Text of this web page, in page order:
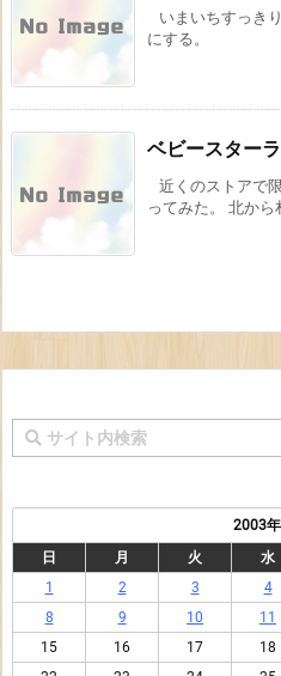
いまいちすっき
にする。
ベビースター
近くのストアで
ってみた。 北から
2003
日
月 火 水
1
2 3 4
8
9 10 11
15
16 17 18